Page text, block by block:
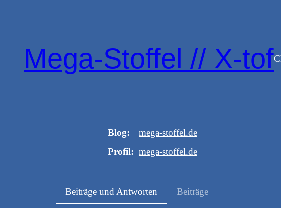
Mega-Stoffel // X-tof
Blog
mega-stoffel.de
Profil
mega-stoffel.de
Beiträge und Antworten Beiträge